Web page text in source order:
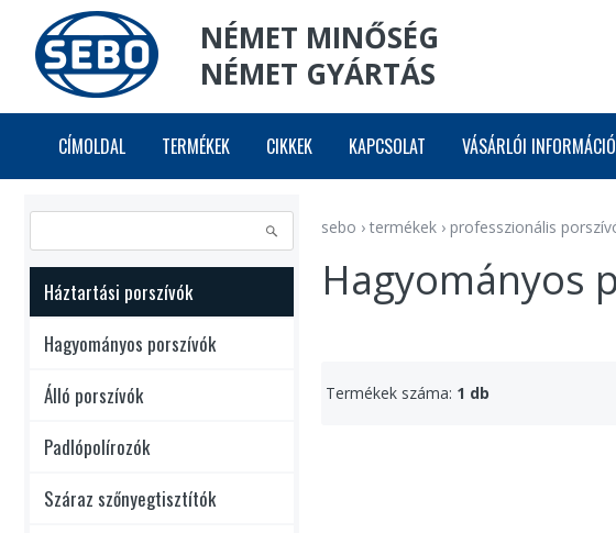
NÉMET MINŐSÉG
NÉMET GYÁRTÁS
CÍMOLDAL TERMÉKEK CIKKEK KAPCSOLAT VÁSÁRLÓI
Háztartási porszívók
Hagyományos porszívók
Álló porszívók
Padlópolírozók
Száraz szőnyegtisztítók
sebo › termékek › professzionális
Hagyományos
Termékek száma: 1 db